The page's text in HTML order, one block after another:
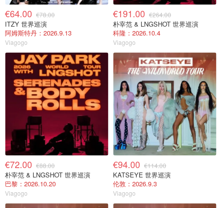
€64.00 €78.00
ITZY 世界巡演
阿姆斯特丹：2026.9.13
Viagogo
€191.00 €264.00
朴宰范 & LNGSHOT 世界巡演
科隆：2026.10.4
Viagogo
€72.00 €88.00
朴宰范 & LNGSHOT 世界巡演
巴黎：2026.10.20
Viagogo
€94.00 €114.00
KATSEYE 世界巡演
伦敦：2026.9.3
Viagogo